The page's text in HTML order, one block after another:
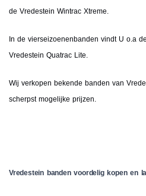
de Vredestein Wintrac Xtreme.
In de vierseizoenenbanden vindt U o.a
Vredestein Quatrac Lite.
Wij verkopen bekende banden van
scherpst mogelijke prijzen.
Vredestein banden voordelig kopen en